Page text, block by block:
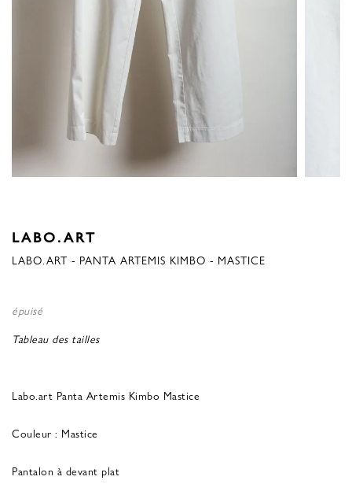
LABO.ART
LABO.ART - PANTA ARTEMIS KIMBO - MASTICE
épuisé
Tableau des tailles
Labo.art Panta Artemis Kimbo Mastice
Couleur : Mastice
Pantalon à devant plat